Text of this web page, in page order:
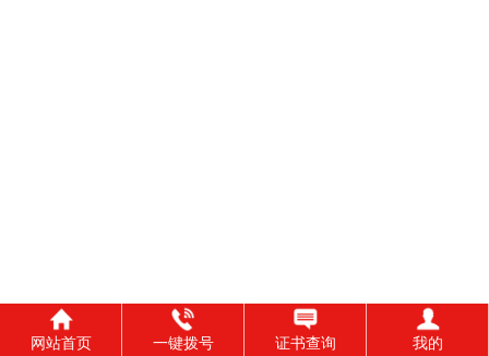
网站首页 一键拨号 证书查询 我的